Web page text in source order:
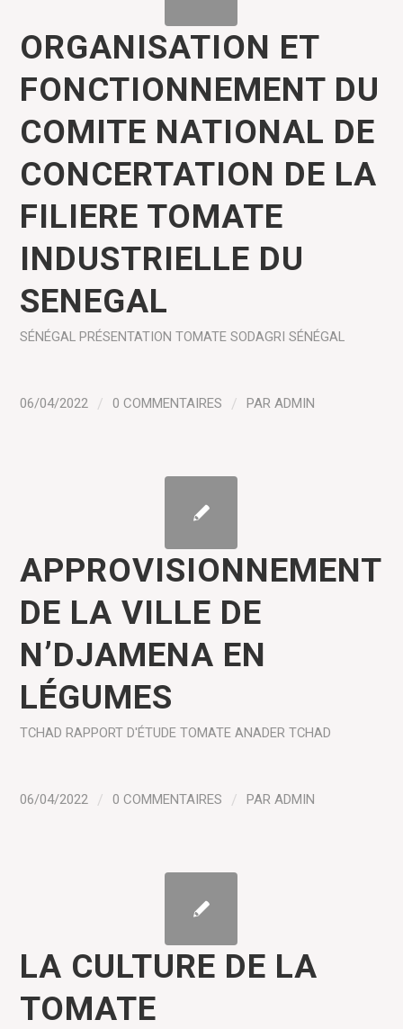
ORGANISATION ET
FONCTIONNEMENT DU
COMITE NATIONAL DE
CONCERTATION DE LA
FILIERE TOMATE
INDUSTRIELLE DU
SENEGAL
SÉNÉGAL PRÉSENTATION TOMATE SODAGRI SÉNÉGAL
06/04/2022 / 0 COMMENTAIRES / PARADMIN
APPROVISIONNEMENT
DE LA VILLE DE
N’DJAMENA EN
LÉGUMES
TCHAD RAPPORT D'ÉTUDE TOMATE ANADER TCHAD
06/04/2022 / 0 COMMENTAIRES / PARADMIN
LA CULTURE DE LA
TOMATE